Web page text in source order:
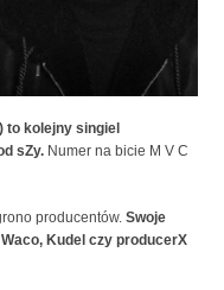
to kolejny singiel
sZy. Numer na bicie M V C
producentów. Swoje
Kudel czy producerX